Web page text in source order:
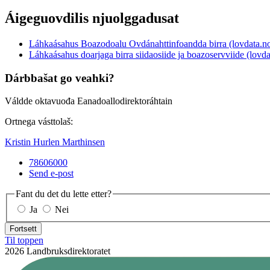
Áigeguovdilis njuolggadusat
Láhkaásahus Boazodoalu Ovdánahttinfoandda birra
Láhkaásahus doarjaga birra siidaosiide ja boazoservviide
Dárbbašat go veahki?
Váldde oktavuođa Eanadoallodirektoráhtain
Ortnega vásttolaš:
Kristin Hurlen Marthinsen
78606000
Send e-post
Fant du det du lette etter?
Ja
Nei
Fortsett
Til toppen
2026 Landbruksdirektoratet